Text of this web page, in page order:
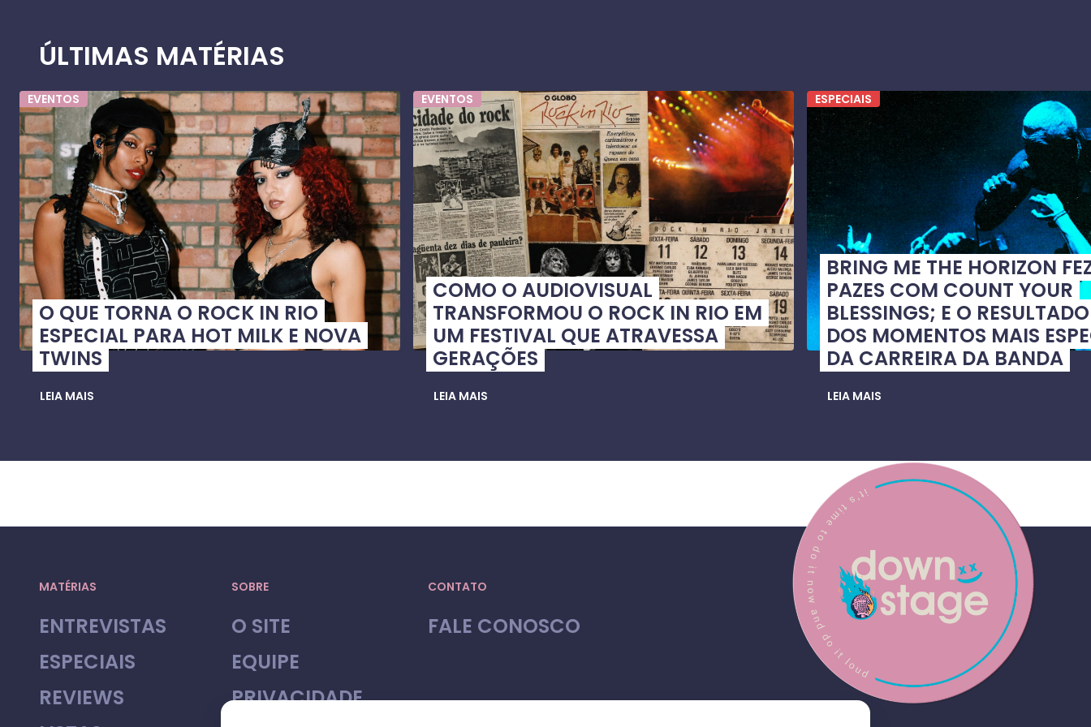
ÚLTIMAS MATÉRIAS
EVENTOS
O QUE TORNA O ROCK IN RIO
ESPECIAL PARA HOT MILK E NOVA
TWINS
LEIA MAIS
EVENTOS
COMO O AUDIOVISUAL
TRANSFORMOU O ROCK IN RIO EM
UM FESTIVAL QUE ATRAVESSA
GERAÇÕES
LEIA MAIS
ESPECIAIS
BRING ME THE HORIZON
PAZES COM COUNT YOUR
BLESSINGS; E O
DOS MOMENTOS MAIS
DA CARREIRA DA BANDA
LEIA MAIS
MATÉRIAS
ENTREVISTAS
ESPECIAIS
REVIEWS
SOBRE
O SITE
EQUIPE
PRIVACIDADE
CONTATO
FALE CONOSCO